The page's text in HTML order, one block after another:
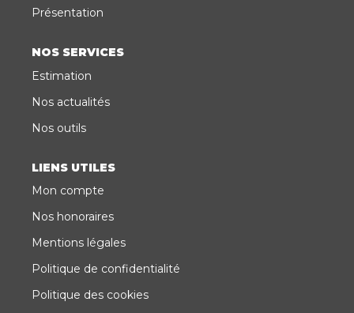
Présentation
NOS SERVICES
Estimation
Nos actualités
Nos outils
LIENS UTILES
Mon compte
Nos honoraires
Mentions légales
Politique de confidentialité
Politique des cookies